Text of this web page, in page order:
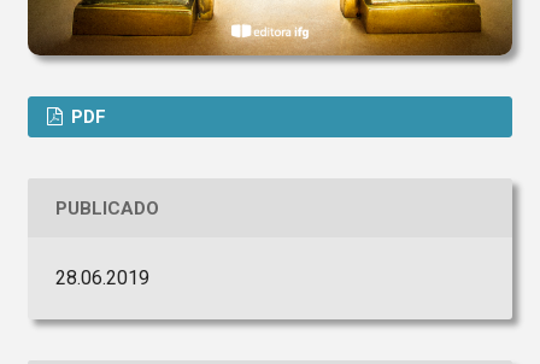
PDF
PUBLICADO
28.06.2019